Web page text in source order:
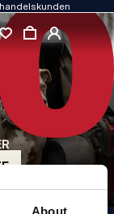
About
Langlebigkeit der
1990er Jahre. Unser Stil
unbeirrbaren